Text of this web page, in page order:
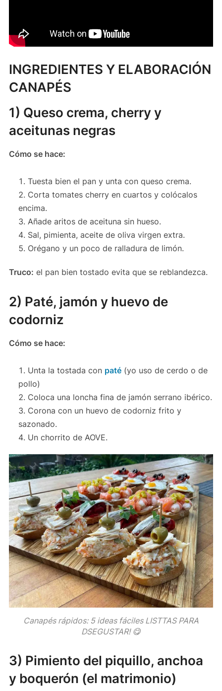
INGREDIENTES Y ELABORACIÓN
CANAPÉS
1) Queso crema, cherry y
aceitunas negras
Cómo se hace:
Tuesta bien el pan y unta con queso crema.
Corta tomates cherry en cuartos y colócalos
encima.
Añade aritos de aceituna sin hueso.
Sal, pimienta, aceite de oliva virgen extra.
Orégano y un poco de ralladura de limón.
Truco: el pan bien tostado evita que se reblandezca.
2) Paté, jamón y huevo de
codorniz
Cómo se hace:
Unta la tostada con paté (yo uso de cerdo o de
pollo)
Coloca una loncha fina de jamón serrano ibérico.
Corona con un huevo de codorniz frito y
sazonado.
Un chorrito de AOVE.
Canapés rápidos: 5 ideas fáciles LISTTAS PARA
DSEGUSTAR! 😋
3) Pimiento del piquillo, anchoa
y boquerón (el matrimonio)